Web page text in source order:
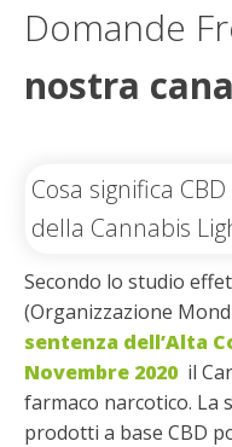
Domande
nostra
Cosa significa
della Cannabis
Secondo lo studio
(Organizzazione
sentenza dell’Alta
Novembre 2020 il
farmaco narcotico. La
prodotti a base CBD